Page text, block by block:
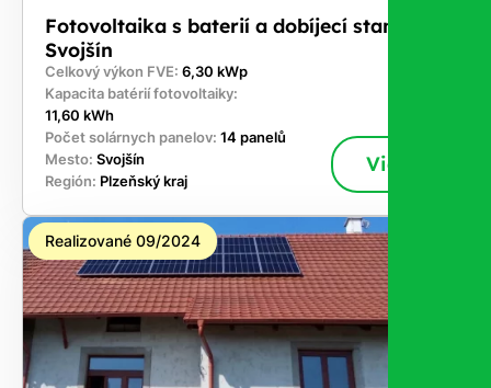
Fotovoltaika s baterií a dobíjecí stanici -
Svojšín
Celkový výkon FVE: 6,30 kWp
Kapacita batérií fotovoltaiky:
11,60 kWh
Počet solárnych panelov: 14 panelů
Mesto: Svojšín
Región: Plzeňský kraj
Viac
Realizované 09/2024